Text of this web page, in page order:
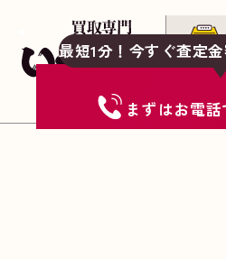
最短1分！今すぐ査定
まずはお電話